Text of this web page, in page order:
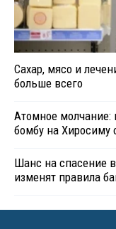
Сахар, мясо и
больше всего
Атомное молчание:
бомбу на
Шанс на спасение
изменят правила